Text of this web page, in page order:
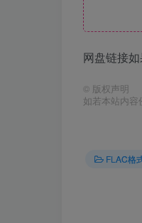
网盘链接
© 版权声明
如若本站内
FLAC格